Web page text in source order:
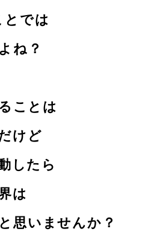
とでは
ね？
ことは
けど
したら
は
思いませんか？